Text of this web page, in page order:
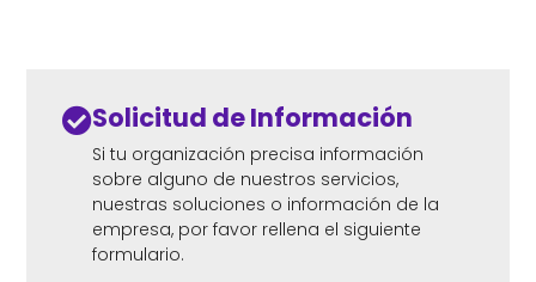
Solicitud de Información
Si tu organización precisa información
sobre alguno de nuestros servicios,
nuestras soluciones o información de la
empresa, por favor rellena el siguiente
formulario.